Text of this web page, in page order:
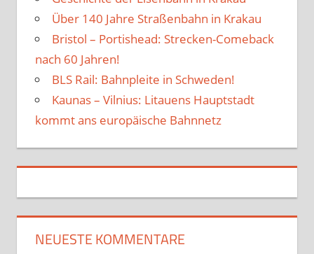
Über 140 Jahre Straßenbahn in Krakau
Bristol – Portishead: Strecken-Comeback
nach 60 Jahren!
BLS Rail: Bahnpleite in Schweden!
Kaunas – Vilnius: Litauens Hauptstadt
kommt ans europäische Bahnnetz
NEUESTE KOMMENTARE